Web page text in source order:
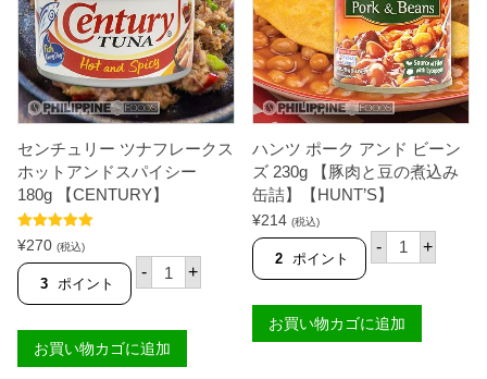
個
ジ
タ
ブ
ル
オ
イ
ル
8
0
g
【
N
U
】
個
【
T
A
S
C
O
】
個
センチュリー ツナフレークス
ホットアンドスパイシー
180g 【CENTURY】
5段階中5.00
の評価
¥270 (税込)
3 ポイント
- セ
ン
リ
ー
ツ
+
お買い物カゴに追加
ハンツ ポーク アンド ビーン
ズ 230g 【豚肉と豆の煮込み
缶詰】【HUNT’S】
¥214 (税込)
2 ポイント
- ハ
ン
ー
ク
ア
+
お買い物カゴに追加